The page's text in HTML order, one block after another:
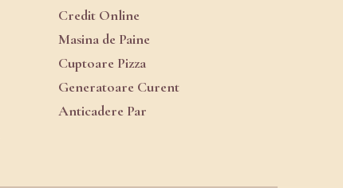
Credit Online
Masina de Paine
Cuptoare Pizza
Generatoare Curent
Anticadere Par